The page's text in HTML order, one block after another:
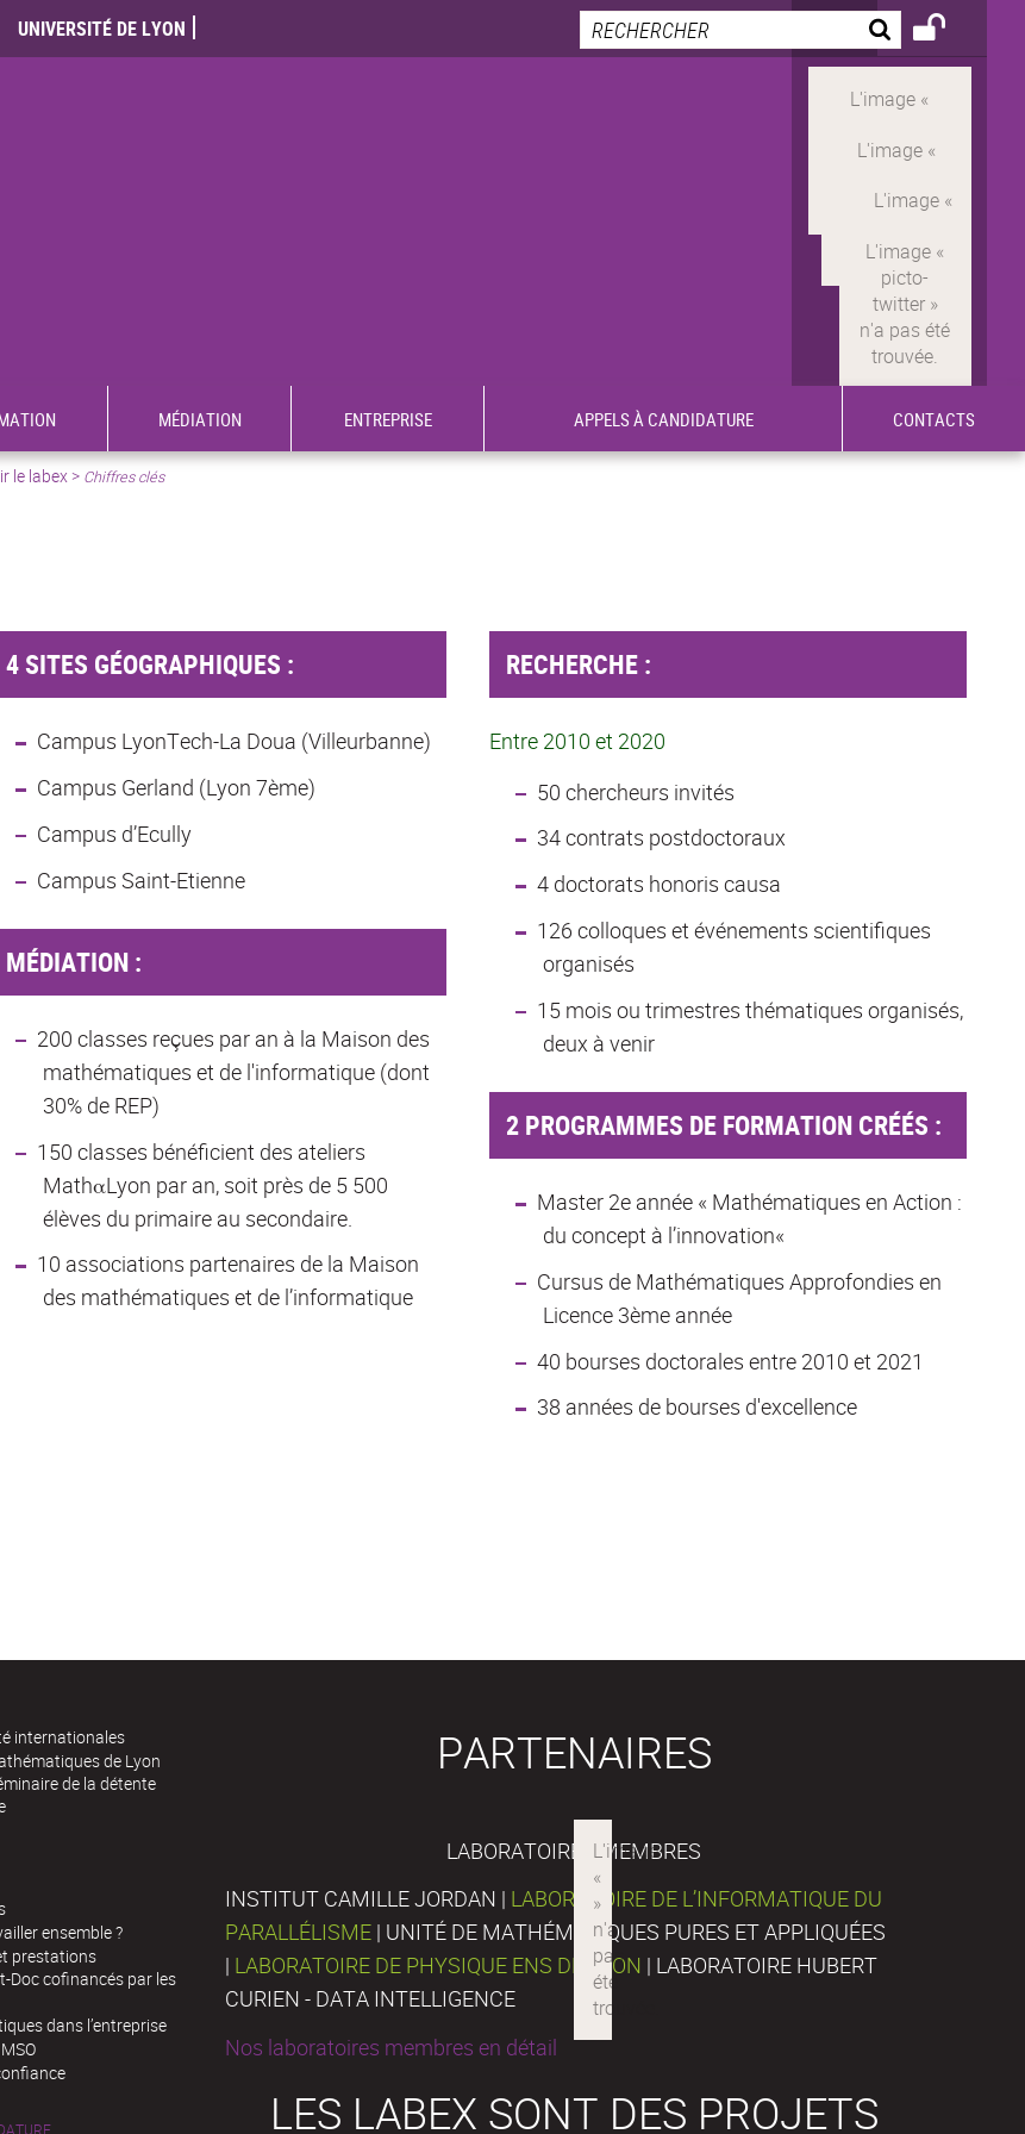
UNIVERSITÉ DE LYON
MÉDIATION ENTREPRISE APPELS À CANDIDATURE CONTACTS
le labex > Chiffres clés
4 SITES GÉOGRAPHIQUES :
Campus LyonTech-La Doua (Villeurbanne)
Campus Gerland (Lyon 7ème)
Campus d’Ecully
Campus Saint-Etienne
MÉDIATION :
200 classes reçues par an à la Maison des
mathématiques et de l'informatique (dont
30% de REP)
150 classes bénéficient des ateliers
MathαLyon par an, soit près de 5 500
élèves du primaire au secondaire.
10 associations partenaires de la Maison
des mathématiques et de l’informatique
RECHERCHE :
Entre 2010 et 2020
50 chercheurs invités
34 contrats postdoctoraux
4 doctorats honoris causa
126 colloques et événements scientifiques
organisés
15 mois ou trimestres thématiques organisés,
deux à venir
2 PROGRAMMES DE FORMATION CRÉÉS :
Master 2e année « Mathématiques en Action :
du concept à l’innovation«
Cursus de Mathématiques Approfondies en
Licence 3ème année
40 bourses doctorales entre 2010 et 2021
38 années de bourses d'excellence
internationales
de Lyon
de la détente
ensemble ?
prestations
Doc cofinancés par les
dans l’entreprise
PARTENAIRES
LABORATOIRES MEMBRES
INSTITUT CAMILLE JORDAN | LABORATOIRE DE L’INFORMATIQUE DU
PARALLÉLISME | UNITÉ DE MATHÉMATIQUES PURES ET APPLIQUÉES
| LABORATOIRE DE PHYSIQUE ENS DE LYON | LABORATOIRE HUBERT
CURIEN - DATA INTELLIGENCE
Nos laboratoires membres en détail
LES LABEX SONT DES PROJETS